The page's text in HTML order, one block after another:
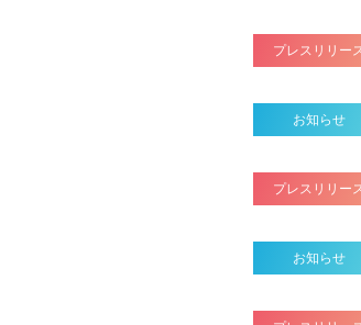
プレスリリー
お知らせ
プレスリリー
お知らせ